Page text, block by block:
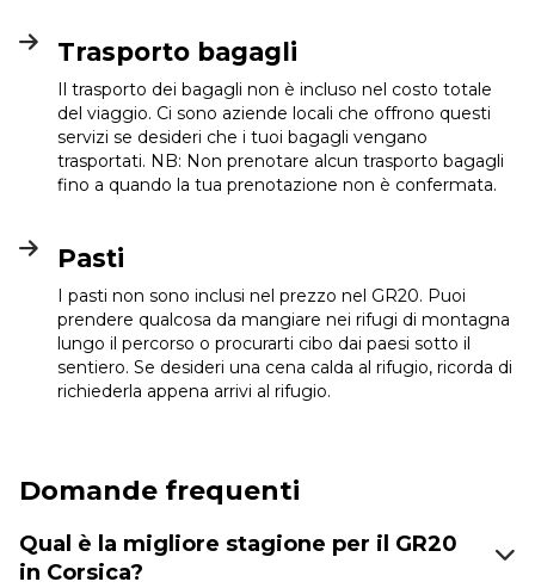
Trasporto bagagli
Il trasporto dei bagagli non è incluso nel costo totale
del viaggio. Ci sono aziende locali che offrono questi
servizi se desideri che i tuoi bagagli vengano
trasportati. NB: Non prenotare alcun trasporto bagagli
fino a quando la tua prenotazione non è confermata.
Pasti
I pasti non sono inclusi nel prezzo nel GR20. Puoi
prendere qualcosa da mangiare nei rifugi di montagna
lungo il percorso o procurarti cibo dai paesi sotto il
sentiero. Se desideri una cena calda al rifugio, ricorda di
richiederla appena arrivi al rifugio.
Domande frequenti
Qual è la migliore stagione per il GR20
in Corsica?